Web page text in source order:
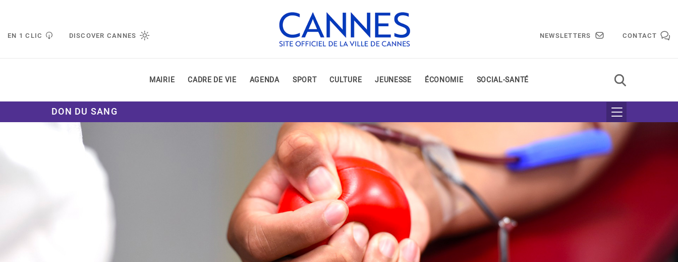
EN 1 CLIC DISCOVER CANNES NEWSLETTERS CONTACT
MAIRIE CADRE DE VIE AGENDA SPORT CULTURE JEUNESSE ÉCONOMIE SOCIAL-SANTÉ
DON DU SANG